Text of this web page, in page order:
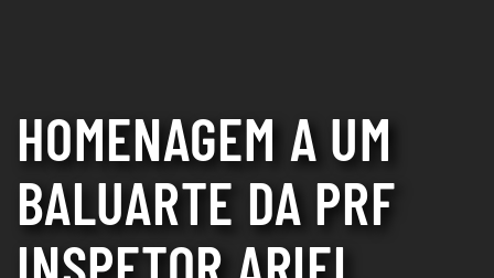
HOMENAGEM A UM
BALUARTE DA PRF